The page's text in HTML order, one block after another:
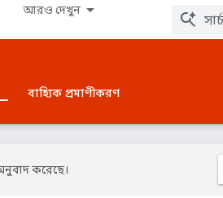
আরও দেখুন
বাহ্যিক প্রমাণীকরণ
করেছে।